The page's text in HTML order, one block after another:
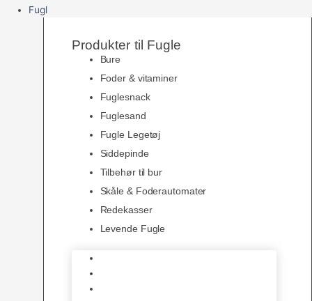
Fugl
Produkter til Fugle
Bure
Foder & vitaminer
Fuglesnack
Fuglesand
Fugle Legetøj
Siddepinde
Tilbehør til bur
Skåle & Foderautomater
Redekasser
Levende Fugle